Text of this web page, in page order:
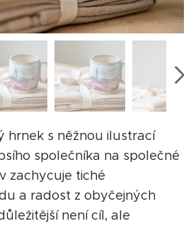
hrnek s něžnou ilustrací
společníka na společné
zachycuje tiché
a radost z obyčejných
není cíl, ale